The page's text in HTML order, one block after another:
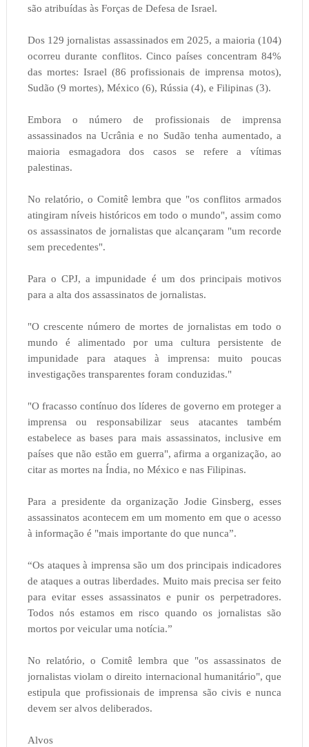
são atribuídas às Forças de Defesa de Israel.
Dos 129 jornalistas assassinados em 2025, a maioria (104)
ocorreu durante conflitos. Cinco países concentram 84%
das mortes: Israel (86 profissionais de imprensa motos),
Sudão (9 mortes), México (6), Rússia (4), e Filipinas (3).
Embora o número de profissionais de imprensa
assassinados na Ucrânia e no Sudão tenha aumentado, a
maioria esmagadora dos casos se refere a vítimas
palestinas.
No relatório, o Comitê lembra que "os conflitos armados
atingiram níveis históricos em todo o mundo", assim como
os assassinatos de jornalistas que alcançaram "um recorde
sem precedentes".
Para o CPJ, a impunidade é um dos principais motivos
para a alta dos assassinatos de jornalistas.
"O crescente número de mortes de jornalistas em todo o
mundo é alimentado por uma cultura persistente de
impunidade para ataques à imprensa: muito poucas
investigações transparentes foram conduzidas."
"O fracasso contínuo dos líderes de governo em proteger a
imprensa ou responsabilizar seus atacantes também
estabelece as bases para mais assassinatos, inclusive em
países que não estão em guerra", afirma a organização, ao
citar as mortes na Índia, no México e nas Filipinas.
Para a presidente da organização Jodie Ginsberg, esses
assassinatos acontecem em um momento em que o acesso
à informação é "mais importante do que nunca”.
“Os ataques à imprensa são um dos principais indicadores
de ataques a outras liberdades. Muito mais precisa ser feito
para evitar esses assassinatos e punir os perpetradores.
Todos nós estamos em risco quando os jornalistas são
mortos por veicular uma notícia.”
No relatório, o Comitê lembra que "os assassinatos de
jornalistas violam o direito internacional humanitário", que
estipula que profissionais de imprensa são civis e nunca
devem ser alvos deliberados.
Alvos